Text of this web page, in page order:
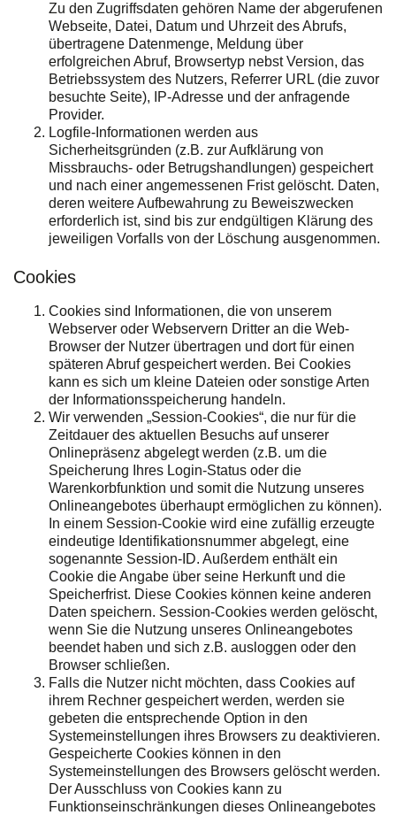
Zu den Zugriffsdaten gehören Name der abgerufenen
Webseite, Datei, Datum und Uhrzeit des Abrufs,
übertragene Datenmenge, Meldung über
erfolgreichen Abruf, Browsertyp nebst Version, das
Betriebssystem des Nutzers, Referrer URL (die zuvor
besuchte Seite), IP-Adresse und der anfragende
Provider.
Logfile-Informationen werden aus
Sicherheitsgründen (z.B. zur Aufklärung von
Missbrauchs- oder Betrugshandlungen) gespeichert
und nach einer angemessenen Frist gelöscht. Daten,
deren weitere Aufbewahrung zu Beweiszwecken
erforderlich ist, sind bis zur endgültigen Klärung des
jeweiligen Vorfalls von der Löschung ausgenommen.
Cookies
Cookies sind Informationen, die von unserem
Webserver oder Webservern Dritter an die Web-
Browser der Nutzer übertragen und dort für einen
späteren Abruf gespeichert werden. Bei Cookies
kann es sich um kleine Dateien oder sonstige Arten
der Informationsspeicherung handeln.
Wir verwenden „Session-Cookies“, die nur für die
Zeitdauer des aktuellen Besuchs auf unserer
Onlinepräsenz abgelegt werden (z.B. um die
Speicherung Ihres Login-Status oder die
Warenkorbfunktion und somit die Nutzung unseres
Onlineangebotes überhaupt ermöglichen zu können).
In einem Session-Cookie wird eine zufällig erzeugte
eindeutige Identifikationsnummer abgelegt, eine
sogenannte Session-ID. Außerdem enthält ein
Cookie die Angabe über seine Herkunft und die
Speicherfrist. Diese Cookies können keine anderen
Daten speichern. Session-Cookies werden gelöscht,
wenn Sie die Nutzung unseres Onlineangebotes
beendet haben und sich z.B. ausloggen oder den
Browser schließen.
Falls die Nutzer nicht möchten, dass Cookies auf
ihrem Rechner gespeichert werden, werden sie
gebeten die entsprechende Option in den
Systemeinstellungen ihres Browsers zu deaktivieren.
Gespeicherte Cookies können in den
Systemeinstellungen des Browsers gelöscht werden.
Der Ausschluss von Cookies kann zu
Funktionseinschränkungen dieses Onlineangebotes